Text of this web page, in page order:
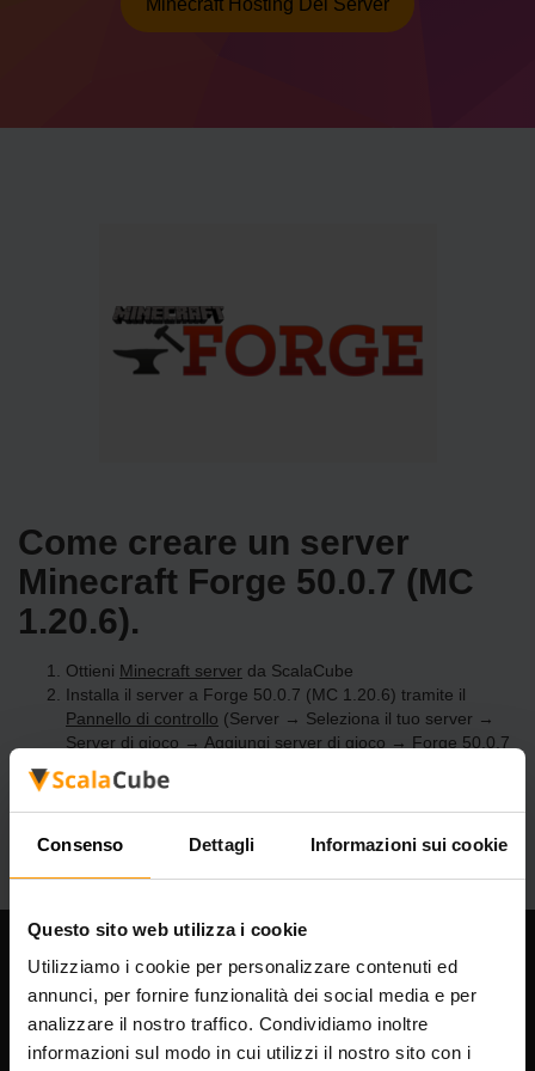
Consenso Dettagli Informazioni sui cookie
Questo sito web utilizza i cookie
Utilizziamo i cookie per personalizzare contenuti ed
annunci, per fornire funzionalità dei social media e per
analizzare il nostro traffico. Condividiamo inoltre
informazioni sul modo in cui utilizzi il nostro sito con i
Minecraft Hosting Del Server
Come creare un server
Minecraft Forge 50.0.7 (MC
1.20.6).
Ottieni Minecraft server da ScalaCube
Installa il server a Forge 50.0.7 (MC 1.20.6) tramite il
Pannello di controllo (Server → Seleziona il tuo server →
Server di gioco → Aggiungi server di gioco → Forge 50.0.7
(MC 1.20.6))
Divertiti a giocare sul server!
La nostra azienda